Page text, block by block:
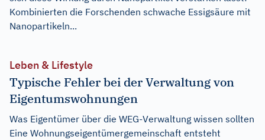
Kombinierten die Forschenden schwache Essigsäure mit
Nanopartikeln...
Leben & Lifestyle
Typische Fehler bei der Verwaltung von
Eigentumswohnungen
Was Eigentümer über die WEG-Verwaltung wissen sollten
Eine Wohnungseigentümergemeinschaft entsteht